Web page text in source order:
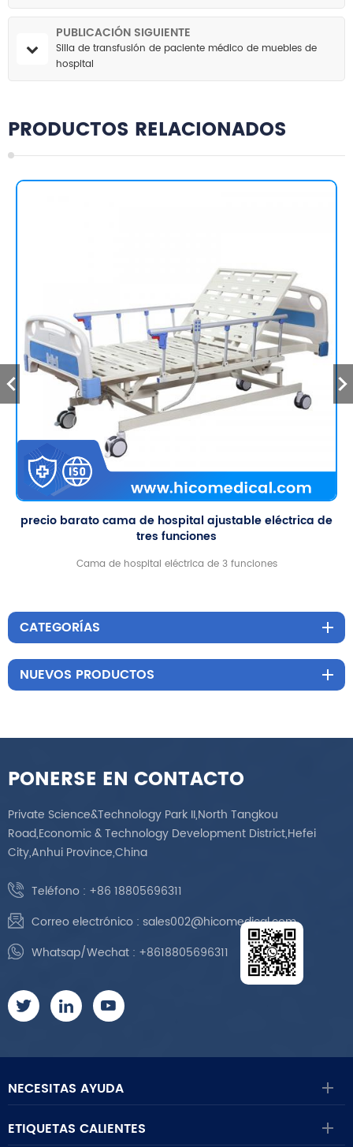
PUBLICACIÓN SIGUIENTE
Silla de transfusión de paciente médico de muebles de
hospital
PRODUCTOS RELACIONADOS
cama de hospital ajustable eléctrica de
tres funciones
Cama de hospital eléctrica de 3 funciones
camas
CATEGORÍAS
NUEVOS PRODUCTOS
PONERSE EN CONTACTO
Private Science&Technology Park II,North Tangkou
Road,Economic & Technology Development District,Hefei
City,Anhui Province,China
Teléfono : +86 18805696311
Correo electrónico : sales002@hicomedical.com
Whatsap/Wechat : +8618805696311
NECESITAS AYUDA
ETIQUETAS CALIENTES